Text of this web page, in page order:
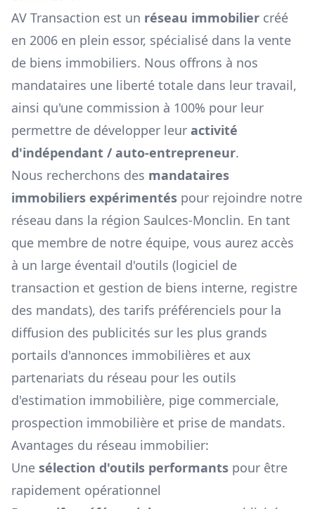
AV Transaction est un réseau immobilier créé
en 2006 en plein essor, spécialisé dans la vente
de biens immobiliers. Nous offrons à nos
mandataires une liberté totale dans leur travail,
ainsi qu'une commission à 100% pour leur
permettre de développer leur activité
d'indépendant / auto-entrepreneur.
Nous recherchons des mandataires
immobiliers expérimentés pour rejoindre notre
réseau dans la région Saulces-Monclin. En tant
que membre de notre équipe, vous aurez accès
à un large éventail d'outils (logiciel de
transaction et gestion de biens interne, registre
des mandats), des tarifs préférenciels pour la
diffusion des publicités sur les plus grands
portails d'annonces immobilières et aux
partenariats du réseau pour les outils
d'estimation immobilière, pige commerciale,
prospection immobilière et prise de mandats.
Avantages du réseau immobilier:
Une sélection d'outils performants pour être
rapidement opérationnel